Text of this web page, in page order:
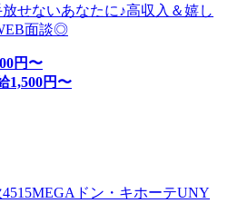
せないあなたに♪高収入＆嬉し
面談◎
円〜
1,500円〜
ドン・キホーテUNY